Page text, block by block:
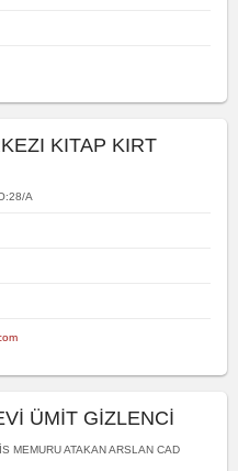
KITAP KIRT
A
ÜMİT GİZLENCİ
MEMURU ATAKAN ARSLAN CAD